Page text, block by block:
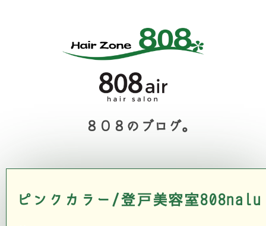
８０８のブログ。
ピンクカラー/登戸美容室808nalu